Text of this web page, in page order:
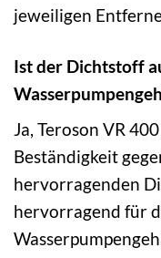
jeweiligen
Ist der Dichtstoff
Ja, Teroson VR
Beständigkeit
hervorragenden
hervorragend für